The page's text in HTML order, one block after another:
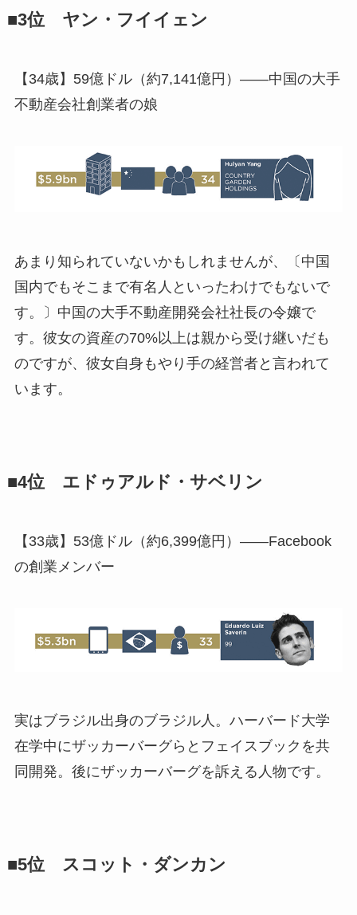
■3位 ヤン・フイイェン
【34歳】59億ドル（約7,141億円）――中国の大手
不動産会社創業者の娘
あまり知られていないかもしれませんが、〔中国
国内でもそこまで有名人といったわけでもないで
す。〕中国の大手不動産開発会社社長の令嬢で
す。彼女の資産の70%以上は親から受け継いだも
のですが、彼女自身もやり手の経営者と言われて
います。
■4位 エドゥアルド・サベリン
【33歳】53億ドル（約6,399億円）――Facebook
の創業メンバー
実はブラジル出身のブラジル人。ハーバード大学
在学中にザッカーバーグらとフェイスブックを共
同開発。後にザッカーバーグを訴える人物です。
■5位 スコット・ダンカン